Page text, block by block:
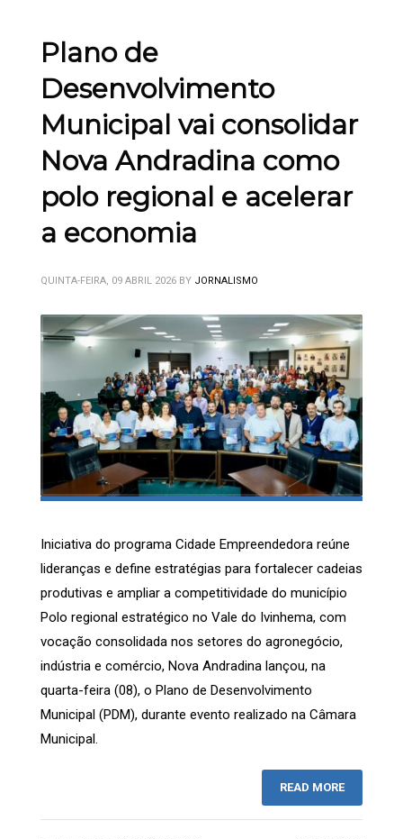
Plano de
Desenvolvimento
Municipal vai consolidar
Nova Andradina como
polo regional e acelerar
a economia
QUINTA-FEIRA, 09 ABRIL 2026 BY JORNALISMO
Iniciativa do programa Cidade Empreendedora reúne
lideranças e define estratégias para fortalecer cadeias
produtivas e ampliar a competitividade do município
Polo regional estratégico no Vale do Ivinhema, com
vocação consolidada nos setores do agronegócio,
indústria e comércio, Nova Andradina lançou, na
quarta-feira (08), o Plano de Desenvolvimento
Municipal (PDM), durante evento realizado na Câmara
Municipal.
READ MORE